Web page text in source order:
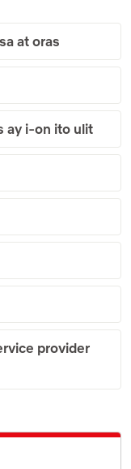
at oras
ay i-on ito ulit
provider